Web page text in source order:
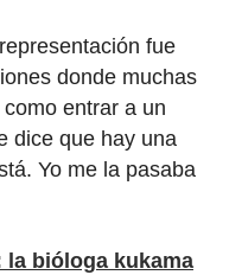
fue
donde muchas
entrar a un
dice que hay una
Yo me la pasaba
la bióloga kukama